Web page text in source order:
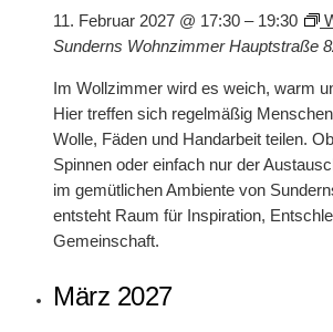
11. Februar 2027 @ 17:30 – 19:30
Sunderns WohnzimmerHauptstraße
Im Wollzimmer wird es weich, warm
Hier treffen sich regelmäßig
Wolle, Fäden und Handarbeit teilen.
Spinnen oder einfach nur der
im gemütlichen Ambiente von
entsteht Raum für Inspiration,
Gemeinschaft.
März 2027